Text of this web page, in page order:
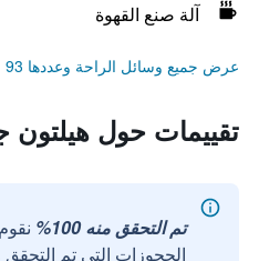
آلة صنع القهوة
عرض جميع وسائل الراحة وعددها 93
تقييمات حول هيلتون
تم التحقق منه 100%
الحجوزات التي تم